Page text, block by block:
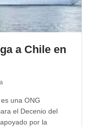
a Chile en
una ONG
el Decenio del
por la